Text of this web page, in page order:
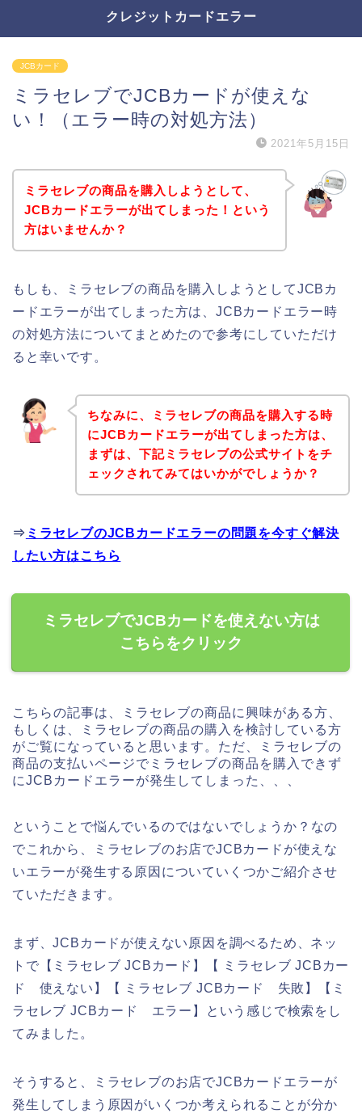
クレジットカードエラー
JCBカード
ミラセレブでJCBカードが使えな
い！（エラー時の対処方法）
2021年5月15日
ミラセレブの商品を購入しようとして、
JCBカードエラーが出てしまった！という
方はいませんか？
もしも、ミラセレブの商品を購入しようとしてJCBカ
ードエラーが出てしまった方は、JCBカードエラー時
の対処方法についてまとめたので参考にしていただけ
ると幸いです。
ちなみに、ミラセレブの商品を購入する時
にJCBカードエラーが出てしまった方は、
まずは、下記ミラセレブの公式サイトをチ
ェックされてみてはいかがでしょうか？
⇒ ミラセレブのJCBカードエラーの問題を今すぐ解決
したい方はこちら
ミラセレブでJCBカードを使えない方は
こちらをクリック
こちらの記事は、ミラセレブの商品に興味がある方、
もしくは、ミラセレブの商品の購入を検討している方
がご覧になっていると思います。ただ、ミラセレブの
商品の支払いページでミラセレブの商品を購入できず
にJCBカードエラーが発生してしまった、、、
ということで悩んでいるのではないでしょうか？なの
でこれから、ミラセレブのお店でJCBカードが使えな
いエラーが発生する原因についていくつかご紹介させ
ていただきます。
まず、JCBカードが使えない原因を調べるため、ネッ
トで【ミラセレブ JCBカード】【 ミラセレブ JCBカー
ド 使えない】【 ミラセレブ JCBカード 失敗】【ミ
ラセレブ JCBカード エラー】という感じで検索をし
てみました。
そうすると、ミラセレブのお店でJCBカードエラーが
発生してしまう原因がいくつか考えられることが分か